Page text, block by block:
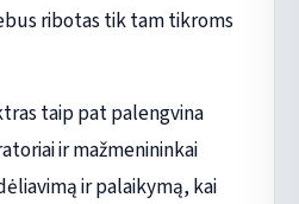
ribotas tik tam tikroms
taip pat palengvina
ir mažmenininkai
ir palaikymą, kai